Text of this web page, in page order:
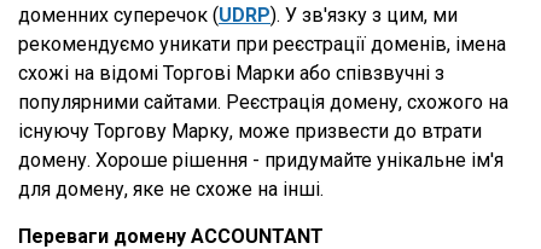
доменних суперечок (UDRP). У зв'язку з цим, ми
рекомендуємо уникати при реєстрації доменів, імена
схожі на відомі Торгові Марки або співзвучні з
популярними сайтами. Реєстрація домену, схожого на
існуючу Торгову Марку, може призвести до втрати
домену. Хороше рішення - придумайте унікальне ім'я
для домену, яке не схоже на інші.
Переваги домену ACCOUNTANT